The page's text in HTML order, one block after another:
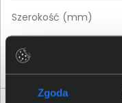
Zgoda
Szerokość (mm)
Głębokość (mm)